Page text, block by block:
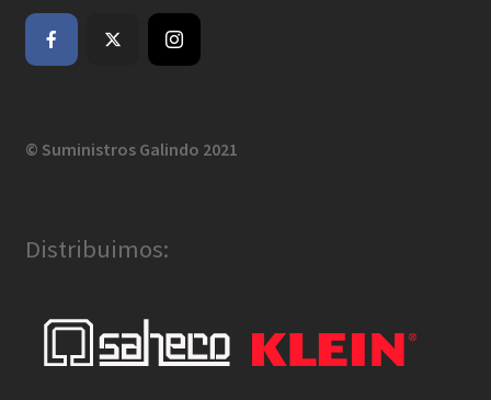
© Suministros Galindo 2021
Distribuimos: